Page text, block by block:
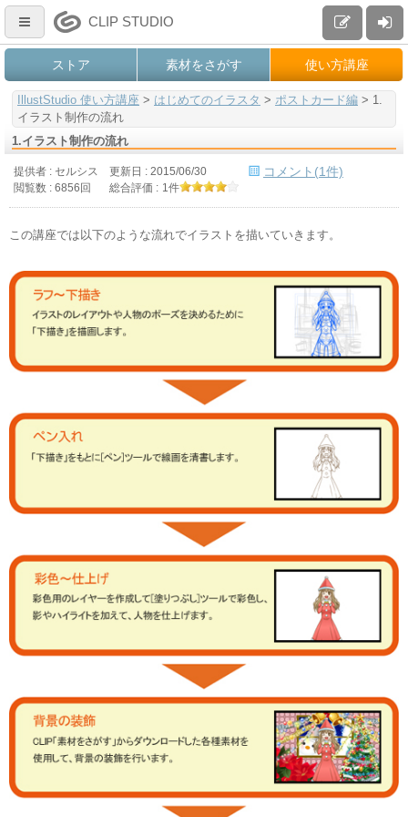
CLIP STUDIO
ストア 素材をさがす 使い方講座
IllustStudio 使い方講座 > はじめてのイラスタ > ポストカード編 > 1.
イラスト制作の流れ
1.イラスト制作の流れ
提供者 : セルシス 更新日 : 2015/06/30
閲覧数 : 6856回
総合評価 : 1件
コメント(1件)
この講座では以下のような流れでイラストを描いていきます。